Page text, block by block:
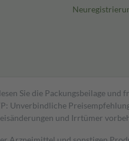
Sie die Packungsbeilage
Unverbindliche
und Irrtümer